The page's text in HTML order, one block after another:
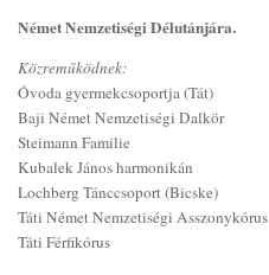
Német Nemzetiségi Délutánjára.
Közreműködnek:
Óvoda gyermekcsoportja (Tát)
Baji Német Nemzetiségi Dalkör
Steimann Familie
Kubalek János harmonikán
Lochberg Tánccsoport (Bicske)
Táti Német Nemzetiségi Asszonykórus
Táti Férfikórus